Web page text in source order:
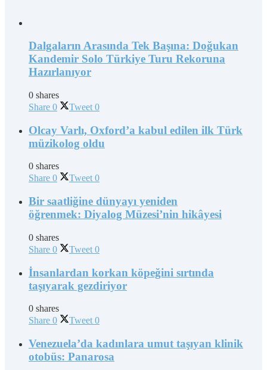
Dalgaların Arasında Tek Başına: Doğukan
Kandemir Solo Türkiye Turu Rekoruna
Hazırlanıyor
0 shares
Share 0 Tweet 0
Olcay Varlı, Oxford’a kabul edilen ilk Türk
müzikolog oldu
0 shares
Share 0 Tweet 0
Bir saatliğine dünyayı yeniden
öğrenmek: Diyalog Müzesi’nin hikâyesi
0 shares
Share 0 Tweet 0
İnsanlardan korkan köpeğini sırtında
taşıyarak gezdiriyor
0 shares
Share 0 Tweet 0
Venezuela’da kadınlara umut taşıyan klinik
otobüs: Panarosa